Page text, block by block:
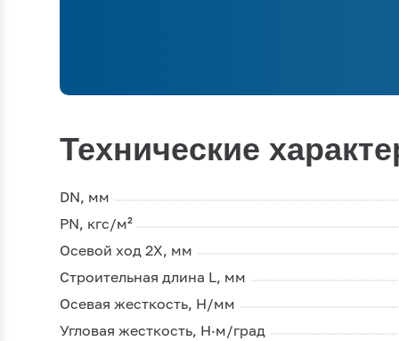
Технические
DN, мм
PN, кгс/м²
Осевой ход 2Х, мм
Строительная длина L, мм
Осевая жесткость, Н/мм
Угловая жесткость, Н·м/град